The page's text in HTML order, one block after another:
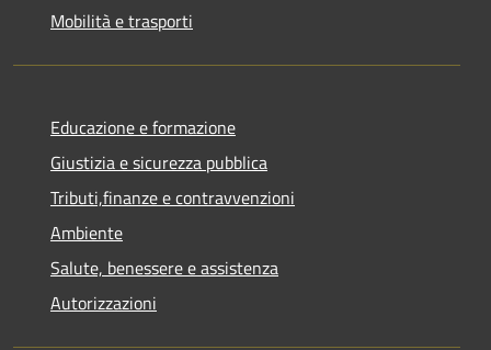
Mobilità e trasporti
Educazione e formazione
Giustizia e sicurezza pubblica
Tributi,finanze e contravvenzioni
Ambiente
Salute, benessere e assistenza
Autorizzazioni